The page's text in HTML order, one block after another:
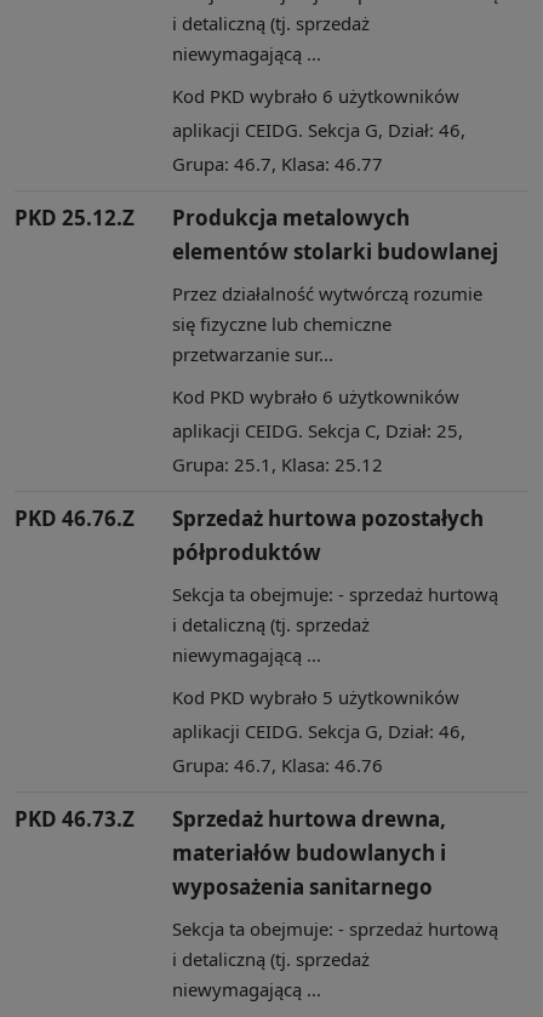
i detaliczną (tj. sprzedaż
niewymagającą ...
Kod PKD wybrało 6 użytkowników
aplikacji CEIDG. Sekcja G, Dział: 46,
Grupa: 46.7, Klasa: 46.77
PKD 25.12.Z
Produkcja metalowych
elementów stolarki budowlanej
Przez działalność wytwórczą rozumie
się fizyczne lub chemiczne
przetwarzanie sur...
Kod PKD wybrało 6 użytkowników
aplikacji CEIDG. Sekcja C, Dział: 25,
Grupa: 25.1, Klasa: 25.12
PKD 46.76.Z
Sprzedaż hurtowa pozostałych
półproduktów
Sekcja ta obejmuje: - sprzedaż hurtową
i detaliczną (tj. sprzedaż
niewymagającą ...
Kod PKD wybrało 5 użytkowników
aplikacji CEIDG. Sekcja G, Dział: 46,
Grupa: 46.7, Klasa: 46.76
PKD 46.73.Z
Sprzedaż hurtowa drewna,
materiałów budowlanych i
wyposażenia sanitarnego
Sekcja ta obejmuje: - sprzedaż hurtową
i detaliczną (tj. sprzedaż
niewymagającą ...